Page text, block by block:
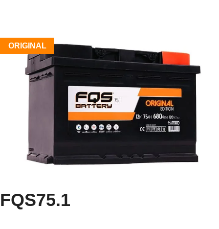
ORIGINAL
FQS75.1